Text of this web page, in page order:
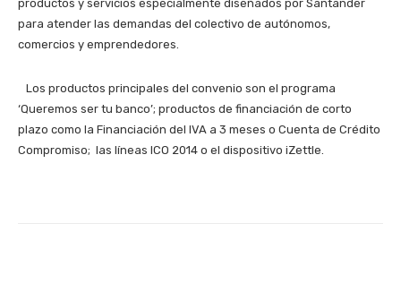
productos y servicios especialmente diseñados por Santander
para atender las demandas del colectivo de autónomos,
comercios y emprendedores.
Los productos principales del convenio son el programa
‘Queremos ser tu banco’; productos de financiación de corto
plazo como la Financiación del IVA a 3 meses o Cuenta de Crédito
Compromiso; las líneas ICO 2014 o el dispositivo iZettle.